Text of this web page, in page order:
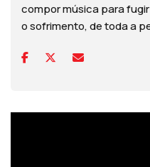
compor música para
o sofrimento, de toda a